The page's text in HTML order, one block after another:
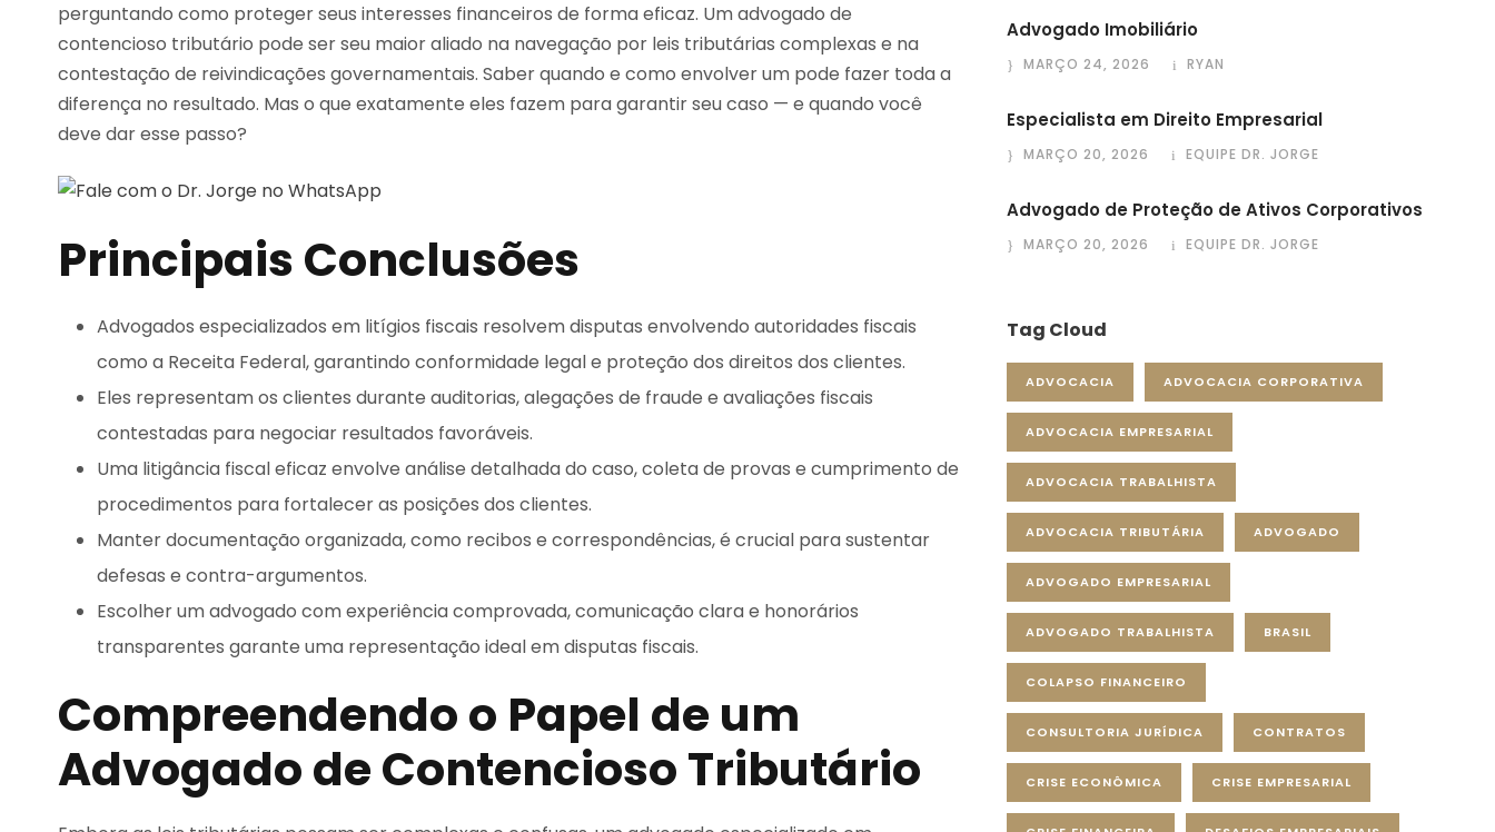
perguntando como proteger seus interesses financeiros de forma eficaz. Um advogado de
contencioso tributário pode ser seu maior aliado na navegação por leis tributárias complexas e na
contestação de reivindicações governamentais. Saber quando e como envolver um pode fazer toda a
diferença no resultado. Mas o que exatamente eles fazem para garantir seu caso — e quando você
deve dar esse passo?
Principais Conclusões
Advogados especializados em litígios fiscais resolvem disputas envolvendo autoridades fiscais
como a Receita Federal, garantindo conformidade legal e proteção dos direitos dos clientes.
Eles representam os clientes durante auditorias, alegações de fraude e avaliações fiscais
contestadas para negociar resultados favoráveis.
Uma litigância fiscal eficaz envolve análise detalhada do caso, coleta de provas e cumprimento de
procedimentos para fortalecer as posições dos clientes.
Manter documentação organizada, como recibos e correspondências, é crucial para sustentar
defesas e contra-argumentos.
Escolher um advogado com experiência comprovada, comunicação clara e honorários
transparentes garante uma representação ideal em disputas fiscais.
Compreendendo o Papel de um
Advogado de Contencioso Tributário
Advogado Imobiliário
MARÇO 24, 2026 RYAN
Especialista em Direito Empresarial
MARÇO 20, 2026 EQUIPE DR. JORGE
Advogado de Proteção de Ativos Corporativos
MARÇO 20, 2026 EQUIPE DR. JORGE
Tag Cloud
ADVOCACIA ADVOCACIA CORPORATIVA
ADVOCACIA EMPRESARIAL
ADVOCACIA TRABALHISTA
ADVOCACIA TRIBUTÁRIA ADVOGADO
ADVOGADO EMPRESARIAL
ADVOGADO TRABALHISTA BRASIL
COLAPSO FINANCEIRO
CONSULTORIA JURÍDICA CONTRATOS
CRISE ECONÔMICA CRISE EMPRESARIAL